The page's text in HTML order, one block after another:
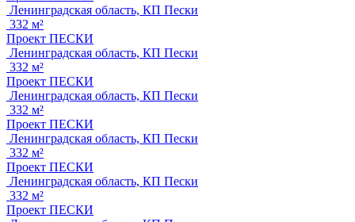
Ленинградская область, КП Пески
332 м²
Проект ПЕСКИ
Ленинградская область, КП Пески
332 м²
Проект ПЕСКИ
Ленинградская область, КП Пески
332 м²
Проект ПЕСКИ
Ленинградская область, КП Пески
332 м²
Проект ПЕСКИ
Ленинградская область, КП Пески
332 м²
Проект ПЕСКИ